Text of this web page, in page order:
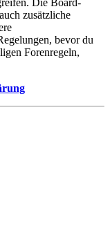
Die Board-
zusätzliche
bevor du
Forenregeln,